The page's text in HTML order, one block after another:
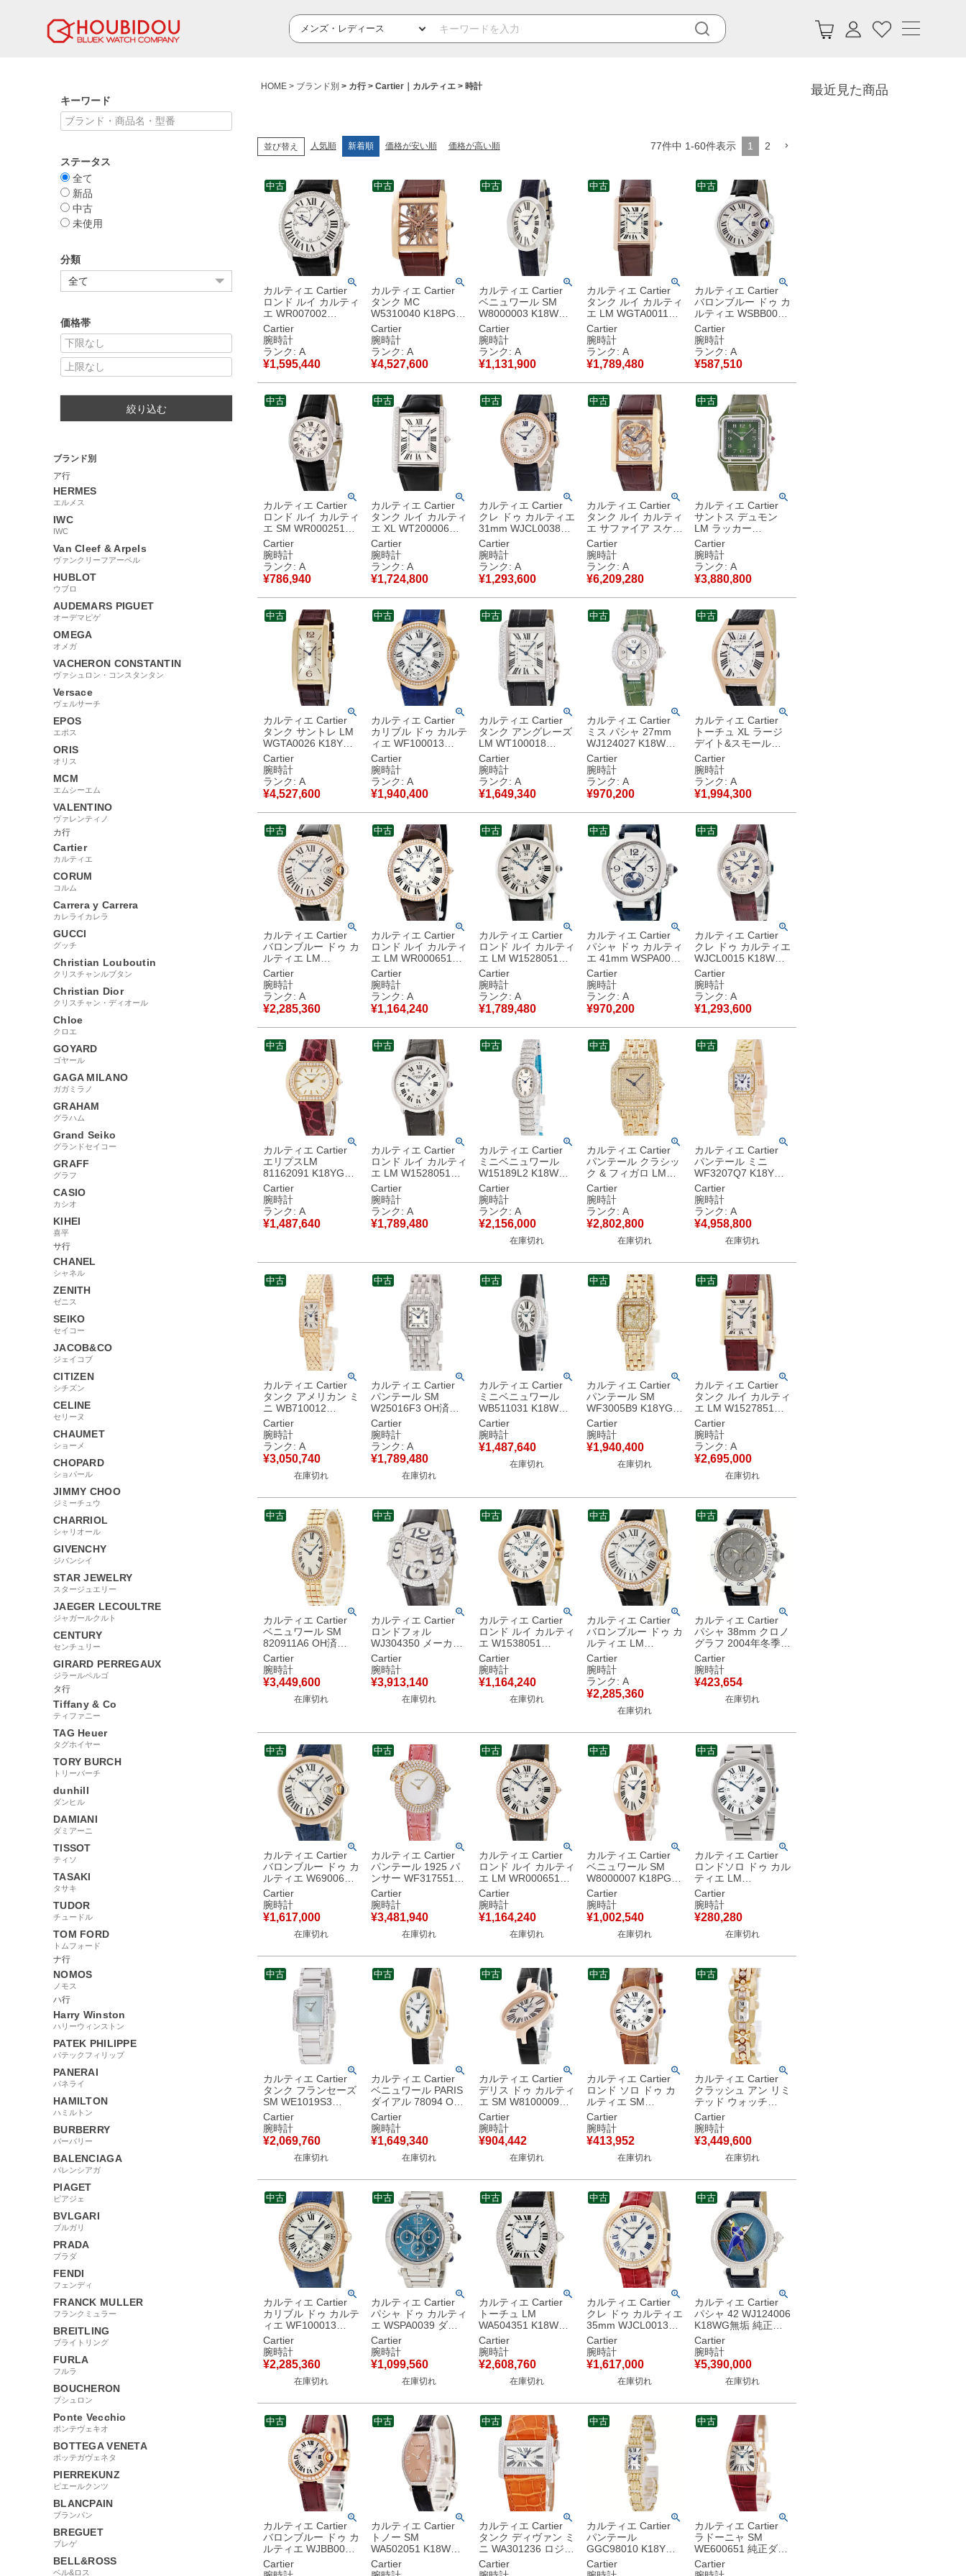
キーワード
ステータス
全て
新品
中古
未使用
分類
価格帯
絞り込む
ブランド別
ア行
HERMES
エルメス
IWC
IWC
Van Cleef & Arpels
ヴァンクリーフアーペル
HUBLOT
ウブロ
AUDEMARS PIGUET
オーデマピゲ
OMEGA
オメガ
VACHERON CONSTANTIN
ヴァシュロン・コンスタンタン
Versace
ヴェルサーチ
EPOS
エポス
ORIS
オリス
MCM
エムシーエム
VALENTINO
ヴァレンティノ
カ行
Cartier
カルティエ
CORUM
コルム
Carrera y Carrera
カレライカレラ
GUCCI
グッチ
Christian Louboutin
クリスチャンルブタン
Christian Dior
クリスチャン・ディオール
Chloe
クロエ
GOYARD
ゴヤール
GAGA MILANO
ガガミラノ
GRAHAM
グラハム
Grand Seiko
グランドセイコー
GRAFF
グラフ
CASIO
カシオ
KIHEI
喜平
サ行
CHANEL
シャネル
ZENITH
ゼニス
SEIKO
セイコー
JACOB&CO
ジェイコブ
CITIZEN
シチズン
CELINE
セリーヌ
CHAUMET
ショーメ
CHOPARD
ショパール
JIMMY CHOO
ジミーチュウ
CHARRIOL
シャリオール
GIVENCHY
ジバンシイ
STAR JEWELRY
スタージュエリー
JAEGER LECOULTRE
ジャガールクルト
CENTURY
センチュリー
GIRARD PERREGAUX
ジラールペルゴ
タ行
Tiffany & Co
ティファニー
TAG Heuer
タグホイヤー
TORY BURCH
トリーバーチ
dunhill
ダンヒル
DAMIANI
ダミアーニ
TISSOT
ティソ
TASAKI
タサキ
TUDOR
チュードル
TOM FORD
トムフォード
ナ行
NOMOS
ノモス
ハ行
Harry Winston
ハリーウィンストン
PATEK PHILIPPE
パテックフィリップ
PANERAI
パネライ
HAMILTON
ハミルトン
BURBERRY
バーバリー
BALENCIAGA
バレンシアガ
PIAGET
ピアジェ
BVLGARI
ブルガリ
PRADA
プラダ
FENDI
フェンディ
FRANCK MULLER
フランクミュラー
BREITLING
ブライトリング
FURLA
フルラ
BOUCHERON
ブシュロン
Ponte Vecchio
ポンテヴェキオ
BOTTEGA VENETA
ボッテガヴェネタ
PIERREKUNZ
ピエールクンツ
BLANCPAIN
ブランパン
BREGUET
ブレゲ
BELL&ROSS
ベル&ロス
HOME ブランド別 カ行 Cartier｜カルティエ 時計
並び替え 人気順 新着順 価格が安い順 価格が高い順 77件中 1-60件表示 1 2
カルティエ Cartier
ロンド ルイ カルティ
エ WR007002
K18WG無垢 純正ダ
イヤ ローマン ギョー
シェ 青針 メンズ 腕
時計手巻き シルバー
【中古】中古美品
Cartier
腕時計
ランク: A
¥1,595,440
中古
カルティエ Cartier
タンク MC
W5310040 K18PG無
垢 ピンクゴールド ス
ケルトン ローマン バ
ー スクエア メンズ
腕時計手巻き ゴール
ド 【中古】中古美品
Cartier
腕時計
ランク: A
¥4,527,600
中古
カルティエ Cartier
ベニュワール SM
W8000003 K18WG
無垢 ローマン オーバ
ル 青針 シルバー サ
ンレイ レディース 腕
時計クオーツ シルバ
ー 【中古】中古美品
Cartier
腕時計
ランク: A
¥1,131,900
中古
カルティエ Cartier
タンク ルイ カルティ
エ LM WGTA0011
OH済 K18PG無垢 ギ
ョーシェ 青針 メンズ
レディース 腕時計手
巻き シルバー 【中
古】中古美品
Cartier
腕時計
ランク: A
¥1,789,480
中古
カルティエ Cartier
バロンブルー ドゥ カ
ルティエ WSBB0030
シルバー 青針 ローマ
ン ギョーシェ レディ
ース 腕時計自動巻き
シルバー 【中古】中
古美品
Cartier
腕時計
ランク: A
¥587,510
中古
カルティエ Cartier
ロンド ルイ カルティ
エ SM WR000251
K18WG無垢 純正ダ
イヤ アイボリー 青針
レディース 腕時計ク
オーツ ベージュ 【中
古】中古美品
Cartier
腕時計
ランク: A
¥786,940
中古
カルティエ Cartier
タンク ルイ カルティ
エ XL WT200006
K18WG無垢 純正ダ
イヤ スクエア ローマ
ン 薄型 メンズ 腕時
計手巻き シルバー
【中古】中古美品
Cartier
腕時計
ランク: A
¥1,724,800
中古
カルティエ Cartier
クレ ドゥ カルティエ
31mm WJCL0038
K18PG無垢 純正ダイ
ヤ ローマン デイト
青針 レディース 腕時
計自動巻き シルバー
【中古】中古美品
Cartier
腕時計
ランク: A
¥1,293,600
中古
カルティエ Cartier
タンク ルイ カルティ
エ サファイア スケル
トン WHTA0002
K18PG無垢 角型 メ
ンズ 腕時計手巻き ゴ
ールド 【中古】中古
美品
Cartier
腕時計
ランク: A
¥6,209,280
中古
カルティエ Cartier
サントス デュモン
LM ラッカー
WGSA0096 Pt950無
垢 オリーブ グリーン
限定 メンズ レディー
ス 腕時計手巻き グリ
ーン 【中古】中古美
品
Cartier
腕時計
ランク: A
¥3,880,800
中古
カルティエ Cartier
タンク サントレ LM
WGTA0026 K18YG
無垢 イエローゴール
ド 青針 アラビア バ
ー 角型 メンズ 腕時
計手巻き ゴールド
【中古】中古美品
Cartier
腕時計
ランク: A
¥4,527,600
中古
カルティエ Cartier
カリブル ドゥ カルテ
ィエ WF100013
K18PG無垢 純正ダイ
ヤ スモールセコンド
デイト 青針 メンズ
腕時計自動巻き シル
バー 【中古】中古美
品
Cartier
腕時計
ランク: A
¥1,940,400
中古
カルティエ Cartier
タンク アングレーズ
LM WT100018
K18WG無垢 純正ダ
イヤ デイト 青針 ロ
ーマン メンズ 腕時計
自動巻き シルバー
【中古】中古美品
Cartier
腕時計
ランク: A
¥1,649,340
中古
カルティエ Cartier
ミス パシャ 27mm
WJ124027 K18WG
無垢 純正ダイヤ シル
バー 青針 レディース
腕時計クオーツ シル
バー 【中古】中古美
品
Cartier
腕時計
ランク: A
¥970,200
中古
カルティエ Cartier
トーチュ XL ラージ
デイト&スモールセ
コンド W1556234
K18PG無垢 トノウ
ギヨシェ メンズ 腕時
計手巻き シルバー
【中古】中古美品
Cartier
腕時計
ランク: A
¥1,994,300
中古
カルティエ Cartier
バロンブルー ドゥ カ
ルティエ LM
WE900851 K18RG無
垢 純正ダイヤ ローマ
ン デイト メンズ 腕
時計自動巻き シルバ
ー 【中古】中古美品
Cartier
腕時計
ランク: A
¥2,285,360
中古
カルティエ Cartier
ロンド ルイ カルティ
エ LM WR000651
K18PG無垢 純正ダイ
ヤ 青針 ローマン メ
ンズ 腕時計手巻き シ
ルバー 【中古】中古
美品
Cartier
腕時計
ランク: A
¥1,164,240
中古
カルティエ Cartier
ロンド ルイ カルティ
エ LM W1528051
Pt950無垢 ローマン
ギョウシェ 青針 メン
ズ 腕時計手巻き シル
バー 【中古】中古美
品
Cartier
腕時計
ランク: A
¥1,789,480
中古
カルティエ Cartier
パシャ ドゥ カルティ
エ 41mm WSPA0030
ムーンフェイズ シル
バー ギョウシェ 青針
メンズ 腕時計自動巻
き シルバー 【中古】
中古美品
Cartier
腕時計
ランク: A
¥970,200
中古
カルティエ Cartier
クレ ドゥ カルティエ
WJCL0015 K18WG
無垢 純正ダイヤ デイ
ト ローマン 青針 レ
ディース 腕時計自動
巻き シルバー 【中
古】中古美品
Cartier
腕時計
ランク: A
¥1,293,600
中古
カルティエ Cartier
エリプスLM
81162091 K18YG無
垢 純正ダイヤ ヴィン
テージ レディース 腕
時計クオーツ ベージ
ュ 【中古】中古美品
Cartier
腕時計
ランク: A
¥1,487,640
中古
カルティエ Cartier
ロンド ルイ カルティ
エ LM W1528051
Pt950無垢 ギョウシ
ェ ローマン 青針 メ
ンズ 腕時計手巻き シ
ルバー 【中古】中古
美品
Cartier
腕時計
ランク: A
¥1,789,480
中古
カルティエ Cartier
ミニベニュワール
W15189L2 K18WG
無垢 ダイヤ アイボリ
ー ローマン オーバル
青針 レディース 腕時
計クオーツ ベージュ
【中古】中古美品
Cartier
腕時計
ランク: A
¥2,156,000
在庫切れ
中古
カルティエ Cartier
パンテール クラシッ
ク & フィガロ LM
W25014B9 K18YG無
垢 ダイヤ デイト メ
ンズ レディース 腕時
計クオーツ ゴールド
【中古】中古美品
Cartier
腕時計
ランク: A
¥2,802,800
在庫切れ
中古
カルティエ Cartier
パンテール ミニ
WF3207Q7 K18YG
無垢 純正ダイヤ シェ
ル アールデコ 青針
レディース 腕時計ク
オーツ ホワイト 【中
古】中古美品
Cartier
腕時計
ランク: A
¥4,958,800
在庫切れ
中古
カルティエ Cartier
タンク アメリカン ミ
ニ WB710012
K18PG無垢 純正ダイ
ヤ ギョウシェ 青針
レディース 腕時計ク
オーツ シルバー 【中
古】中古美品
Cartier
腕時計
ランク: A
¥3,050,740
在庫切れ
中古
カルティエ Cartier
パンテール SM
W25016F3 OH済
K18WG無垢 アイボ
リー スクエア ダイヤ
モンド レディース 腕
時計クオーツ ベージ
ュ 【中古】中古美品
Cartier
腕時計
ランク: A
¥1,789,480
在庫切れ
中古
カルティエ Cartier
ミニベニュワール
WB511031 K18WG
無垢 純正ダイヤ シル
バー ローマン オーバ
ル 青針 レディース
腕時計クオーツ シル
バー 【中古】
Cartier
腕時計
¥1,487,640
在庫切れ
中古
カルティエ Cartier
パンテール SM
WF3005B9 K18YG無
垢 スクエア ダイヤモ
ンド レディース 腕時
計クオーツ ゴールド
【中古】
Cartier
腕時計
¥1,940,400
在庫切れ
中古
カルティエ Cartier
タンク ルイ カルティ
エ LM W1527851
OH済 K18YG無垢 ギ
ョウシェ 青針 ローマ
ン レディース 腕時計
手巻き シルバー 【中
古】中古美品
Cartier
腕時計
ランク: A
¥2,695,000
在庫切れ
中古
カルティエ Cartier
ベニュワール SM
820911A6 OH済
K18YG無垢 純正ダイ
ヤ オーバル ヴィンテ
ージ レディース 腕時
計手巻き シルバー
【中古】
Cartier
腕時計
¥3,449,600
在庫切れ
中古
カルティエ Cartier
ロンドフォル
WJ304350 メーカー
OH済 K18WG無垢 純
正ダイヤ シルバー グ
リッド レディース 腕
時計クオーツ シルバ
ー 【中古】
Cartier
腕時計
¥3,913,140
在庫切れ
中古
カルティエ Cartier
ロンド ルイ カルティ
エ W1538051
K18PG無垢 ローマン
ギョウシェ 青針 メン
ズ 腕時計手巻き シル
バー 【中古】
Cartier
腕時計
¥1,164,240
在庫切れ
中古
カルティエ Cartier
バロンブルー ドゥ カ
ルティエ LM
WE900851 K18RG無
垢 純正ダイヤ デイト
ローマン メンズ 腕時
計自動巻き シルバー
【中古】中古美品
Cartier
腕時計
ランク: A
¥2,285,360
在庫切れ
中古
カルティエ Cartier
パシャ 38mm クロノ
グラフ 2004年冬季限
定モデル W3107355
グレー デイト ギョウ
シェ メンズ 腕時計自
動巻き グレー 【中
Cartier
腕時計
¥423,654
在庫切れ
中古
カルティエ Cartier
バロンブルー ドゥ カ
ルティエ W6900651
OH済 K18RG無垢 ギ
ョウシェ 青針 デイト
メンズ 腕時計自動巻
き シルバー 【中古】
Cartier
腕時計
¥1,617,000
在庫切れ
中古
カルティエ Cartier
パンテール 1925 パ
ンサー WF317551
K18YG無垢 純正ダイ
ヤ&エメラルド アイ
ボリー レディース 腕
時計クオーツ ベージ
ュ 【中古】
Cartier
腕時計
¥3,481,940
在庫切れ
中古
カルティエ Cartier
ロンド ルイ カルティ
エ LM WR000651
K18PG無垢 純正ダイ
ヤ ローマン 青針 メ
ンズ 腕時計手巻き シ
ルバー 【中古】
Cartier
腕時計
¥1,164,240
在庫切れ
中古
カルティエ Cartier
ベニュワール SM
W8000007 K18PG無
垢 ローマン 青針 オ
ーバル レディース 腕
時計クオーツ シルバ
ー 【中古】
Cartier
腕時計
¥1,002,540
在庫切れ
中古
カルティエ Cartier
ロンドソロ ドゥ カル
ティエ LM
W6701005 シルバー
ローマン 青針 デイト
メンズ 腕時計クオー
ツ シルバー 【中古】
Cartier
腕時計
¥280,280
在庫切れ
中古
カルティエ Cartier
タンク フランセーズ
SM WE1019S3
K18WG無垢 純正ダ
イヤ ライトブルー レ
ディース 腕時計クオ
ーツ ブルー 【中古】
Cartier
腕時計
¥2,069,760
在庫切れ
中古
カルティエ Cartier
ベニュワール PARIS
ダイアル 78094 OH
済 K18YG無垢 青針
ローマン ヴィンテー
ジ レディース 腕時計
手巻き ホワイト 【中
Cartier
腕時計
¥1,649,340
在庫切れ
中古
カルティエ Cartier
デリス ドゥ カルティ
エ SM W8100009
K18PG無垢 シルバー
ローマン オーバル レ
ディース 腕時計クオ
ーツ シルバー 【中
Cartier
腕時計
¥904,442
在庫切れ
中古
カルティエ Cartier
ロンド ソロ ドゥ カ
ルティエ SM
W6701007
K18RG×SS コンビ
ローマン 青針 レディ
ース 腕時計クオーツ
シルバー 【中古】
Cartier
腕時計
¥413,952
在庫切れ
中古
カルティエ Cartier
クラッシュ アン リミ
テッド ウォッチ
WGMB0002
K18YG×K18PG 金無
垢 ローマン レディー
ス 腕時計クオーツ ゴ
ールド 【中古】
Cartier
腕時計
¥3,449,600
在庫切れ
中古
カルティエ Cartier
カリブル ドゥ カルテ
ィエ WF100013
K18PG無垢 純正ダイ
ヤ スモールセコンド
デイト 青針 メンズ
腕時計自動巻き シル
バー 【中古】
Cartier
腕時計
¥2,285,360
在庫切れ
中古
カルティエ Cartier
パシャ ドゥ カルティ
エ WSPA0039 ダー
クシアン クロノグラ
フ デイト 逆回転防止
ベゼル メンズ 腕時計
自動巻き ブルー 【中
Cartier
腕時計
¥1,099,560
在庫切れ
中古
カルティエ Cartier
トーチュ LM
WA504351 K18WG
無垢 純正ダイヤ シル
バー ギョウシェ 青針
ローマン メンズ 腕時
計手巻き シルバー
【中古】
Cartier
腕時計
¥2,608,760
在庫切れ
中古
カルティエ Cartier
クレ ドゥ カルティエ
35mm WJCL0013
K18PG無垢 純正ダイ
ヤ デイト ローマン
青針 レディース 腕時
計自動巻き シルバー
【中古】
Cartier
腕時計
¥1,617,000
在庫切れ
中古
カルティエ Cartier
パシャ 42 WJ124006
K18WG無垢 純正ダ
イヤ クロワゾネ ラウ
ンド 限定 メンズ 腕
時計自動巻き ブルー
【中古】
Cartier
腕時計
¥5,390,000
在庫切れ
中古
カルティエ Cartier
バロンブルー ドゥ カ
ルティエ WJBB0018
K18RG無垢 純正ダイ
ヤ シルバー 青針 レ
Cartier
中古
カルティエ Cartier
トノー SM
WA502051 K18WG
無垢 純正ダイヤ ギョ
ウシェ ヴィンテージ
Cartier
中古
カルティエ Cartier
タンク ディヴァン ミ
ニ WA301236 ロジウ
ム加工K18WG無垢
純正ダイヤ ディバン
Cartier
中古
カルティエ Cartier
パンテール
GGC98010 K18YG
無垢 純正ダイヤ シェ
ル ローマン レディー
Cartier
中古
カルティエ Cartier
ラドーニャ SM
WE600651 純正ダイ
ヤ K18PG無垢 ギヨ
シェ シルバー ローマ
Cartier
中古
最近見た商品